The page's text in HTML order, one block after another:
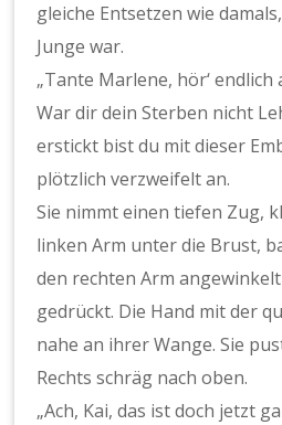
gleiche Entsetzen wie
Junge war.
„Tante Marlene, hör‘ endlich
War dir dein Sterben nicht
erstickt bist du mit dieser
plötzlich verzweifelt an.
Sie nimmt einen tiefen Zug,
linken Arm unter die Brust,
den rechten Arm
gedrückt. Die Hand mit der
nahe an ihrer Wange. Sie
Rechts schräg nach oben.
„Ach, Kai, das ist doch jetzt